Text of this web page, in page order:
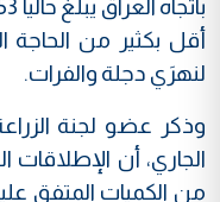
لنهرَي دجلة والفرات.
من الكميات المتفق